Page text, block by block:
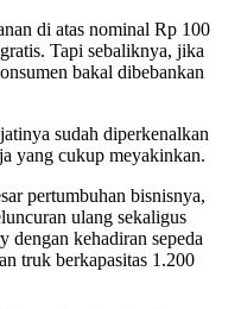
di atas nominal Rp 100
Tapi sebaliknya, jika
bakal dibebankan
sudah diperkenalkan
yang cukup meyakinkan.
pertumbuhan bisnisnya,
ulang sekaligus
dengan kehadiran sepeda
truk berkapasitas 1.200